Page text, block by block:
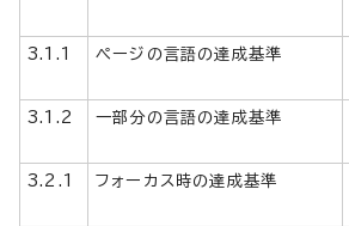
3.1.1 ページの言語の達成基準
3.1.2 一部分の言語の達成基準
3.2.1 フォーカス時の達成基準